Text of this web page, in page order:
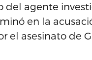
agente
en la
el asesinato de